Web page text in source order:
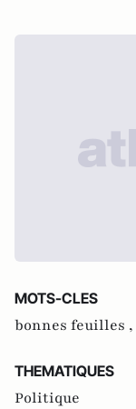
MOTS-CLES
bonnes feuilles ,
THEMATIQUES
Politique